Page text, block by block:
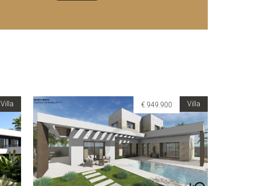
Villa Villa
€ 949.900